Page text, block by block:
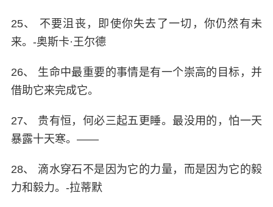
25、 不要沮丧，即使你失去了一切，你仍然有未
来。-奥斯卡·王尔德
26、 生命中最重要的事情是有一个崇高的目标，并
借助它来完成它。
27、 贵有恒，何必三起五更睡。最没用的，怕一天
暴露十天寒。——
28、 滴水穿石不是因为它的力量，而是因为它的毅
力和毅力。-拉蒂默